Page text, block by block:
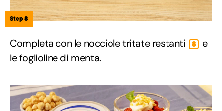
Step 8
Completa con le nocciole tritate restanti 8
e
le foglioline di menta.